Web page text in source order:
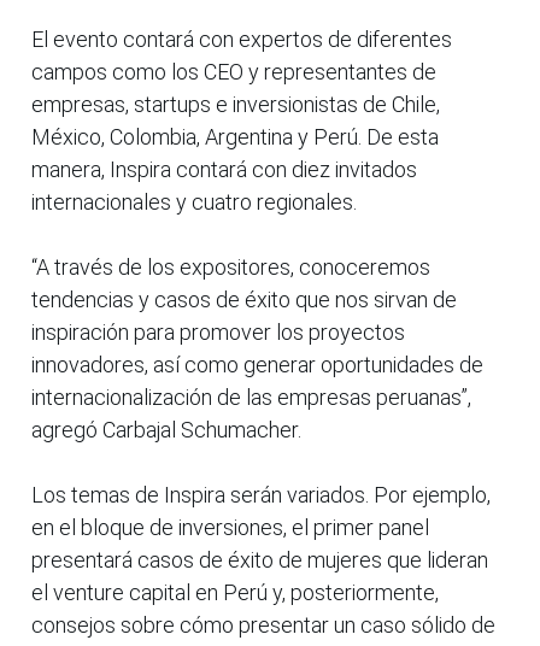
El evento contará con expertos de diferentes
campos como los CEO y representantes de
empresas, startups e inversionistas de Chile,
México, Colombia, Argentina y Perú. De esta
manera, Inspira contará con diez invitados
internacionales y cuatro regionales.
“A través de los expositores, conoceremos
tendencias y casos de éxito que nos sirvan de
inspiración para promover los proyectos
innovadores, así como generar oportunidades de
internacionalización de las empresas peruanas”,
agregó Carbajal Schumacher.
Los temas de Inspira serán variados. Por ejemplo,
en el bloque de inversiones, el primer panel
presentará casos de éxito de mujeres que lideran
el venture capital en Perú y, posteriormente,
consejos sobre cómo presentar un caso sólido de